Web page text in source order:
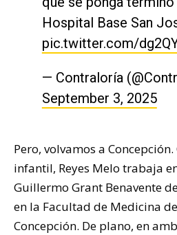
Hospital Base San
pic.twitter.com/
— Contraloría
September 3, 2025
Pero, volvamos a
infantil, Reyes Melo trabaja
Guillermo Grant Benavente
en la Facultad de Medicina
Concepción. De plano, en